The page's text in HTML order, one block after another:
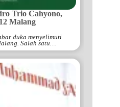
Trio Cahyono,
Malang
duka menyelimuti
Salah satu…